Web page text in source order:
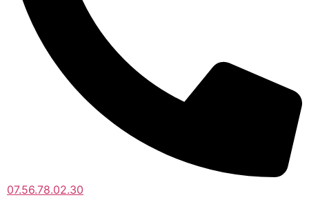
07.56.78.02.30